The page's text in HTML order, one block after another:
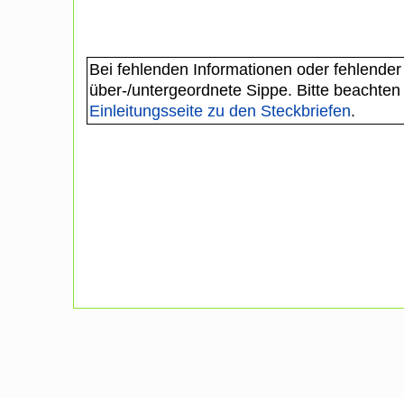
Bei fehlenden Informationen oder
über-/untergeordnete Sippe. Bitte
Einleitungsseite zu den Steckbriefen.